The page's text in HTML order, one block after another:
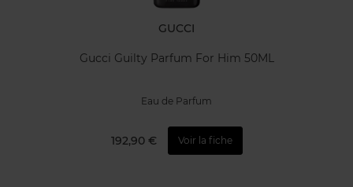
GUCCI
Gucci Guilty Parfum For Him 50ML
Eau de Parfum
192,90 € Voir la fiche